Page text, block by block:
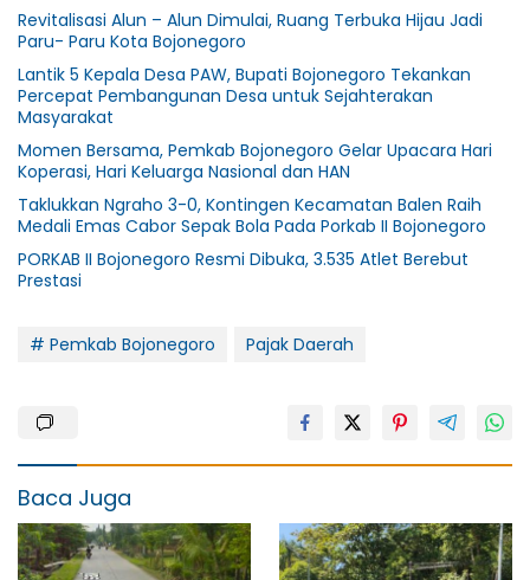
Revitalisasi Alun – Alun Dimulai, Ruang Terbuka Hijau Jadi
Paru- Paru Kota Bojonegoro
Lantik 5 Kepala Desa PAW, Bupati Bojonegoro Tekankan
Percepat Pembangunan Desa untuk Sejahterakan
Masyarakat
Momen Bersama, Pemkab Bojonegoro Gelar Upacara Hari
Koperasi, Hari Keluarga Nasional dan HAN
Taklukkan Ngraho 3-0, Kontingen Kecamatan Balen Raih
Medali Emas Cabor Sepak Bola Pada Porkab II Bojonegoro
PORKAB II Bojonegoro Resmi Dibuka, 3.535 Atlet Berebut
Prestasi
# Pemkab Bojonegoro Pajak Daerah
Baca Juga